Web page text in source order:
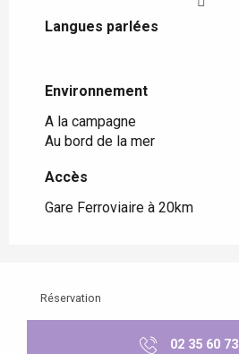
Langues parlées
Langues parlées
Environnement
Environnement
A la campagne
Au bord de la mer
Accès
Accès
Gare Ferroviaire à 20km
Réservation
02 35 60 73